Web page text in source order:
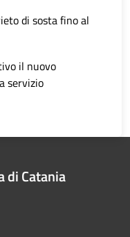
di sosta fino al
il nuovo
servizio
di Catania